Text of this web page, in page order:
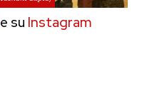
e su Instagram